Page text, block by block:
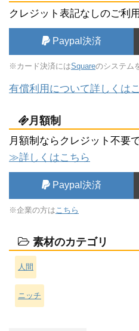
クレジット表記なしのご利
Paypal決済
※カード決済にはSquareのシステム
有償利用について詳しくは
月額制
月額制ならクレジット不要
≫詳しくはこちら
Paypal決済
※企業の方は こちら
素材のカテゴリ
人間
ニッチ